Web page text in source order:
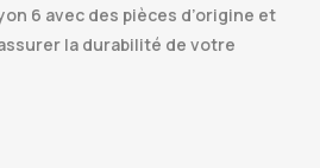
6 avec des pièces d’origine et
la durabilité de votre